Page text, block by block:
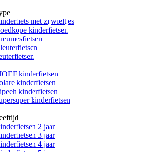
met zijwieltjes
kinderfietsen
kinderfietsen
kinderfietsen
kinderfietsen
kinderfietsen
2 jaar
3 jaar
4 jaar